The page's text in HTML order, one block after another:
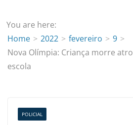
You are here:
Home
2022 fevereiro
9
Nova Olímpia: Criança morre
escola
POLICIAL